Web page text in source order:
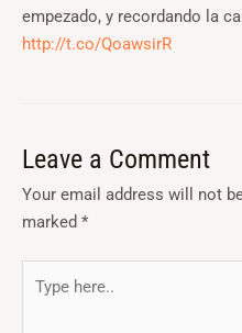
empezado, y recordando la
http://t.co/QoawsirR
Leave a Comment
Your email address will not
marked *
here..